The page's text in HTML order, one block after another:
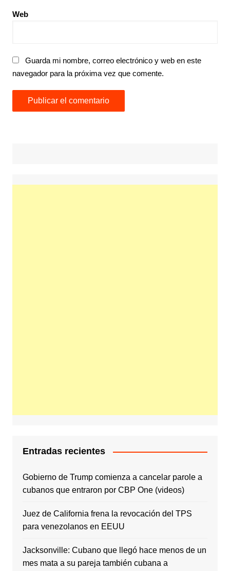
Web
Guarda mi nombre, correo electrónico y web en este
navegador para la próxima vez que comente.
Entradas recientes
Gobierno de Trump comienza a cancelar parole a
cubanos que entraron por CBP One (videos)
Juez de California frena la revocación del TPS
para venezolanos en EEUU
Jacksonville: Cubano que llegó hace menos de un
mes mata a su pareja también cubana a